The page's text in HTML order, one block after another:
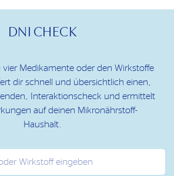
DNI CHECK
vier Medikamente oder den Wirkstoffe
dir schnell und übersichtlich einen,
Interaktionscheck und ermittelt
auf deinen Mikronährstoff-
Haushalt.
Wirkstoff eingeben